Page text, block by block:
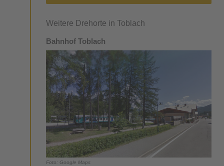
Weitere Drehorte in Toblach
Bahnhof Toblach
Foto: Google Maps